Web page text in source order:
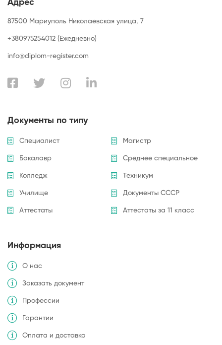
Адрес
87500 Мариуполь Николаевская улица, 7
+380975254012 (Ежедневно)
info@diplom-register.com
Документы по типу
Специалист Магистр
Бакалавр Среднее специальное
Колледж Техникум
Училище Документы СССР
Аттестаты Аттестаты за 11 класс
Информация
О нас
Заказать документ
Профессии
Гарантии
Оплата и доставка